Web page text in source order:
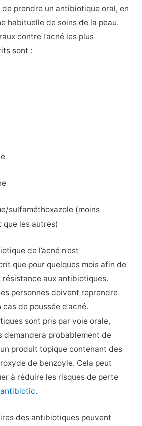
prendre un antibiotique oral, en
habituelle de soins de la peau.
contre l’acné les plus
sont :
sulfaméthoxazole (moins
que les autres)
de l’acné n’est
que pour quelques mois afin de
aux antibiotiques.
personnes doivent reprendre
de poussée d’acné.
sont pris par voie orale,
demandera probablement de
produit topique contenant des
de benzoyle. Cela peut
à réduire les risques de perte
antibiotic.
des antibiotiques peuvent